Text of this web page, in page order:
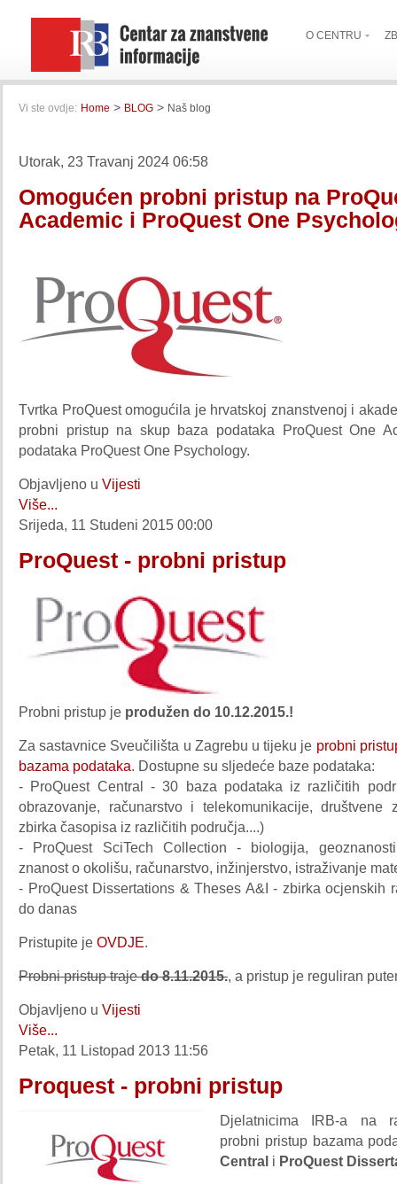
O CENTRU
Vi ste ovdje: Home > BLOG > Naš blog
Utorak, 23 Travanj 2024 06:58
Omogućen probni pristup na
Academic i ProQuest One
Tvrtka ProQuest omogućila je hrvatskoj znanstvenoj i
probni pristup na skup baza podataka ProQuest One
podataka ProQuest One Psychology.
Objavljeno u Vijesti
Više...
Srijeda, 11 Studeni 2015 00:00
ProQuest - probni pristup
Probni pristup je produžen do 10.12.2015.!
Za sastavnice Sveučilišta u Zagrebu u tijeku je probni
bazama podataka. Dostupne su sljedeće baze podataka:
- ProQuest Central - 30 baza podataka iz različitih
obrazovanje, računarstvo i telekomunikacije, društvene
zbirka časopisa iz različitih područja....)
- ProQuest SciTech Collection - biologija,
znanost o okolišu, računarstvo, inžinjerstvo, istraživanje
- ProQuest Dissertations & Theses A&I - zbirka ocjenskih
do danas
Pristupite je OVDJE.
Probni pristup trajedo 8.11.2015., a pristup je reguliran
Objavljeno u Vijesti
Više...
Petak, 11 Listopad 2013 11:56
Proquest - probni pristup
Djelatnicima IRB-a na
probni pristup bazama
Central i ProQuest